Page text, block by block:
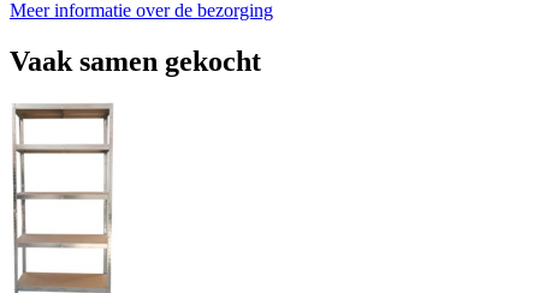
Meer informatie over de bezorging
Vaak samen gekocht